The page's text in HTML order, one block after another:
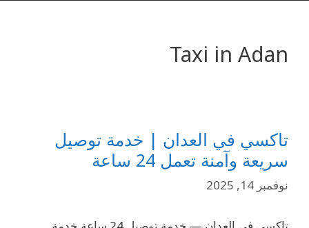
Taxi in Adan
تاكسي في العدان | خدمة توصيل
سريعة وآمنة تعمل 24 ساعة
نوفمبر 14, 2025